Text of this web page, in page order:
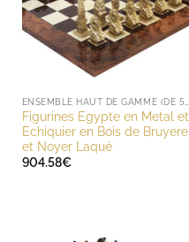
Figurines Egypte en Metal et
Echiquier en Bois de Bruyere
et Noyer Laqué
904.58€